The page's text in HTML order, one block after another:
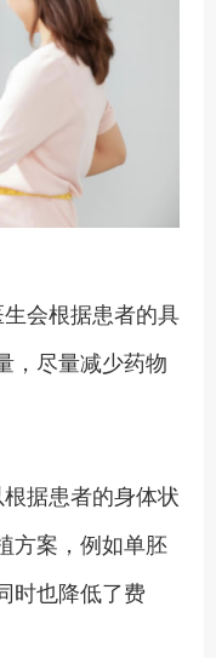
会根据患者的具
，尽量减少药物
据患者的身体状
方案，例如单胚
时也降低了费